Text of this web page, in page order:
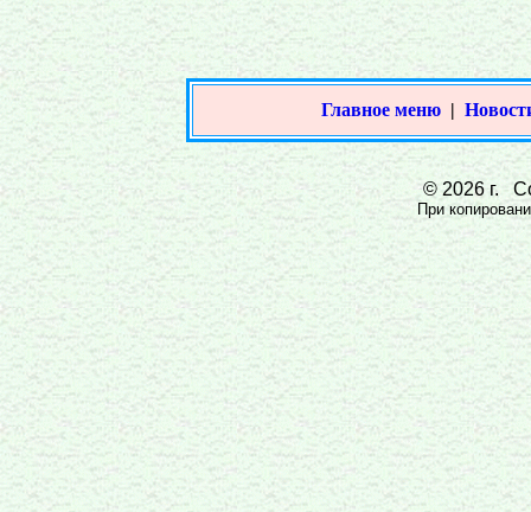
Главное меню |
© 2026 г.
При